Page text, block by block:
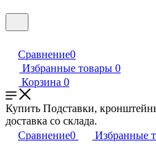
Сравнение0
Избранные товары 0
Корзина 0
Купить Подставки,
доставка со склада.
Сравнение0 Избранные